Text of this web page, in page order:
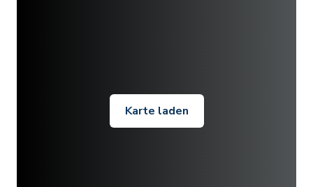
Karte laden